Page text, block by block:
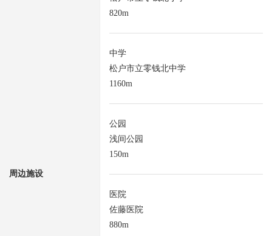
周边施设
820m
中学
松户市立零钱北中学
1160m
公园
浅间公园
150m
医院
佐藤医院
880m